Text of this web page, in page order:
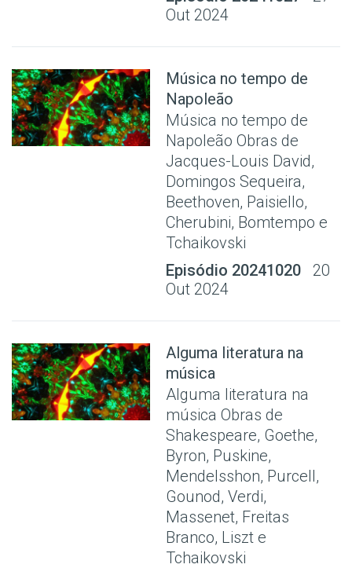
Out 2024
Música no tempo de
Napoleão
Música no tempo de
Napoleão Obras de
Jacques-Louis David,
Domingos Sequeira,
Beethoven, Paisiello,
Cherubini, Bomtempo e
Tchaikovski
Episódio 20241020
20
Out 2024
Alguma literatura na
música
Alguma literatura na
música Obras de
Shakespeare, Goethe,
Byron, Puskine,
Mendelsshon, Purcell,
Gounod, Verdi,
Massenet, Freitas
Branco, Liszt e
Tchaikovski